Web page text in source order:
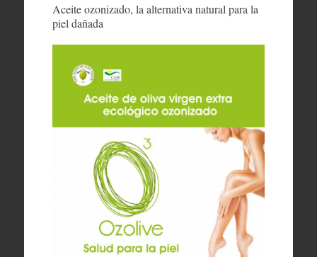
Aceite ozonizado, la alternativa natural para la
piel dañada